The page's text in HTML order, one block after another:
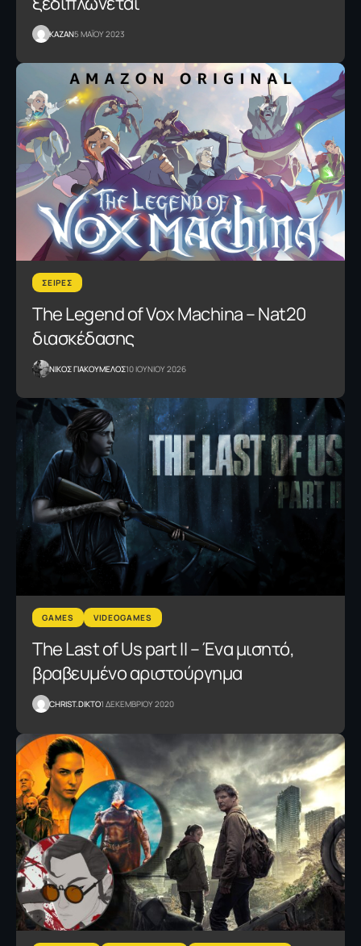
KAZAN5 ΜΑΪΟΥ 2023
ΣΕΙΡΕΣ
The Legend of Vox Machina – Nat20
διασκέδασης
NΙΚΟΣ ΓΙΑΚΟΥΜΕΛΟΣ10 ΙΟΥΝΙΟΥ 2026
GAMES VIDEOGAMES
Τhe Last of Us part II – Ένα μισητό,
βραβευμένο αριστούργημα
CHRIST.DIKTO1 ΔΕΚΕΜΒΡΙΟΥ 2020